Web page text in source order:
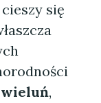
się
,